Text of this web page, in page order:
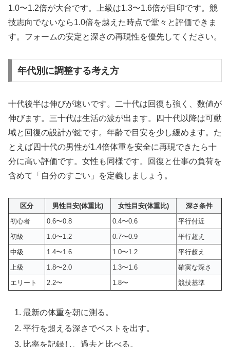
1.0〜1.2倍が大台です。上級は1.3〜1.6倍が目印です。競
技志向でないなら1.0倍を越えた時点で堂々と評価できま
す。フォームの安定と深さの再現性を優先してください。
年代別に調整する考え方
十代後半は伸びが速いです。二十代は回復も強く、数値が
伸びます。三十代は生活の波が出ます。四十代以降は可動
域と回復の設計が鍵です。年齢で目安を少し緩めます。た
とえば四十代の男性が1.4倍体重を安全に再現できたら十
分に高い評価です。女性も同様です。回復と仕事の負荷を
含めて「自分のすごい」を定義しましょう。
区分 男性目安(体重比) 女性目安(体重比)
深さ条件
初心者
0.6〜0.8 0.4〜0.6
平行付近
初級
1.0〜1.2 0.7〜0.9
平行超え
中級
1.4〜1.6 1.0〜1.2
平行超え
上級
1.8〜2.0 1.3〜1.6
確実な深さ
エリート
2.2〜 1.8〜 競技基準
最新の体重を朝に測る。
平行を超える深さでベストを出す。
比率を記録し、過去と比べる。